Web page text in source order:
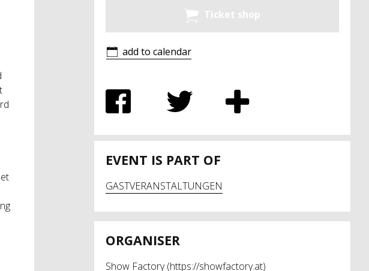
Ticket shop
add to calendar
EVENT IS PART OF
GASTVERANSTALTUNGEN
ORGANISER
Show Factory (https://showfactory.at)